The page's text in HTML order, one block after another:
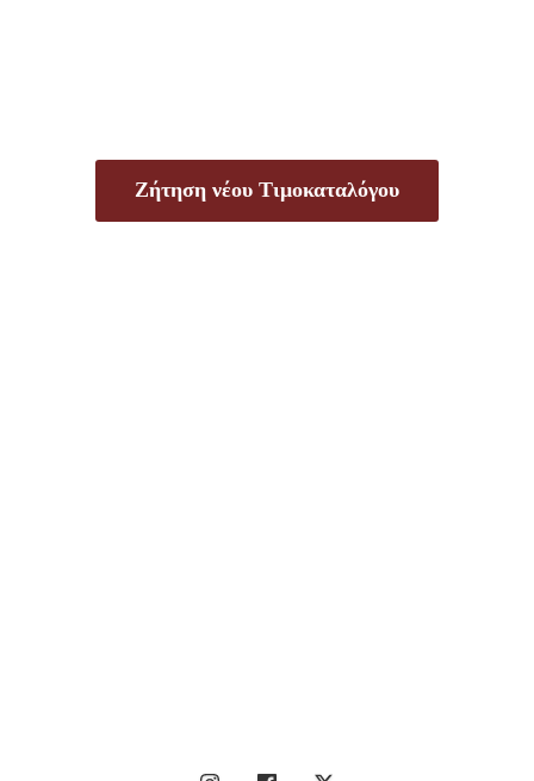
Ζήτηση νέου Τιμοκαταλόγου